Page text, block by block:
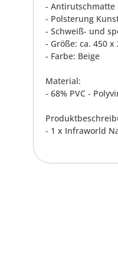
- Antirutschmatte
- Polsterung
- Schweiß- und
- Größe: ca. 450 x
- Farbe: Beige
Material:
- 68% PVC -
- 1 x Infraworld